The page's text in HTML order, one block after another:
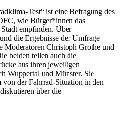
Test“ ist eine Befragung des
wie Bürger*innen das
empfinden. Über
die Ergebnisse der Umfrage
Moderatoren Christoph Grothe und
beiden teilen auch die
aus ihren jeweiligen
Wuppertal und Münster. Sie
von der Fahrrad-Situation in den
über die